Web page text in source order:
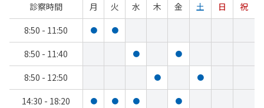
診察時間 月 火 水 木 金 土 日
祝
8:50 - 11:50
● ●
8:50 - 11:40 ● ●
8:50 - 12:50 ● ●
14:30 - 18:20 ● ● ● ●